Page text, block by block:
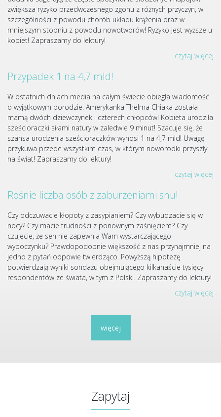
zwiększa ryzyko przedwczesnego zgonu z różnych przyczyn, w
szczególności z powodu chorób układu krążenia oraz w
mniejszym stopniu z powodu nowotworów! Ryzyko jest wyższe u
kobiet! Zapraszamy do lektury!
czytaj więcej
Przypadek 1 na 4,7 mld!
W ostatnich dniach media na całym świecie obiegła wiadomość
o wyjątkowym porodzie. Amerykanka Thelma Chiaka została
mamą dwóch dziewczynek i czterech chłopców! Kobieta urodziła
sześcioraczki siłami natury w zaledwie 9 minut! Szacuje się, że
szansa urodzenia sześcioraczków wynosi 1 na 4,7 mld! Uwagę
przykuwa przede wszystkim czas, w którym noworodki przyszły
na świat! Zapraszamy do lektury!
czytaj więcej
Rośnie liczba osób z zaburzeniami snu!
Czy odczuwacie kłopoty z zasypianiem? Czy wybudzacie się w
nocy? Czy macie trudności z ponownym zaśnięciem? Czy
czujecie, że sen nie zapewnia Wam wystarczającego
wypoczynku? Prawdopodobnie większość z nas przynajmniej na
jedno z pytań odpowie twierdząco. Powyższą hipotezę
potwierdzają wyniki sondażu obejmującego kilkanaście tysięcy
respondentów ze świata, w tym z Polski. Zapraszamy do lektury!
czytaj więcej
więcej
Zapytaj